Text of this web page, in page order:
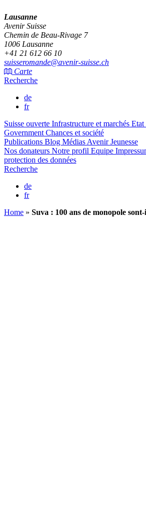
Lausanne
Avenir Suisse
Chemin de Beau-Rivage 7
1006 Lausanne
+41 21 612 66 10
suisseromande@avenir-suisse.ch
Carte
Recherche
de
fr
Suisse ouverte Infrastructure et marchés Etat
Government Chances et société
Publications Blog Médias Avenir Jeunesse
Nos donateurs Notre profil Equipe
protection des données
Recherche
de
fr
Home » Suva : 100 ans de monopole